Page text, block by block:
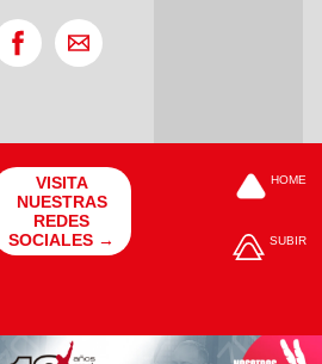
VISITA
NUESTRAS
REDES
SOCIALES →
HOME
SUBIR